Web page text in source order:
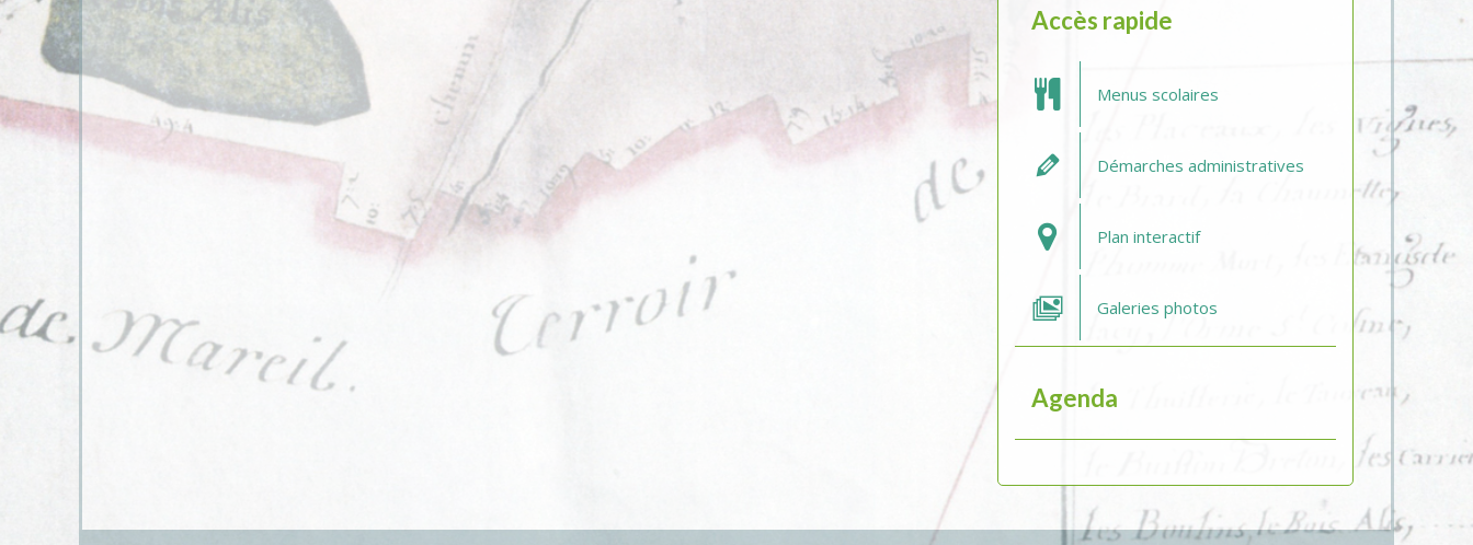
Accès rapide
Menus scolaires
Démarches administratives
Plan interactif
Galeries photos
Agenda